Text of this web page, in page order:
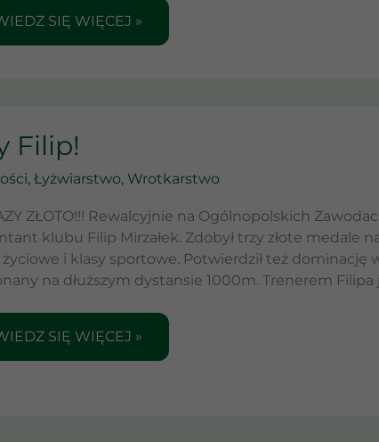
SIĘ WIĘCEJ »
Filip!
, Łyżwiarstwo, Wrotkarstwo
ZŁOTO!!! Rewalcyjnie na Ogólnopolskich
klubu Filip Mirzałek. Zdobył trzy złote medale
i klasy sportowe. Potwierdził też
na dłuższym dystansie 1000m. Trenerem
SIĘ WIĘCEJ »